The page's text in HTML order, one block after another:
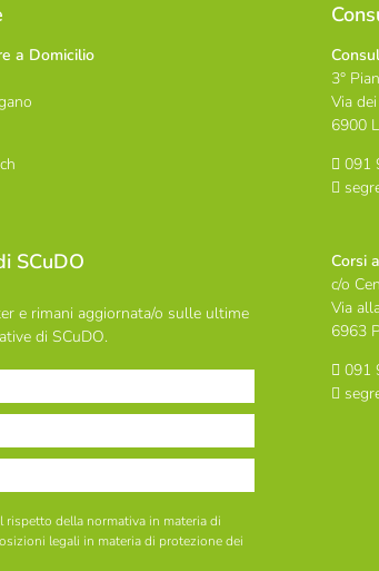
a Domicilio
SCuDO
e rimani aggiornata/o sulle ultime
di SCuDO.
rispetto della normativa in materia di
legali in materia di protezione dei
3°
Via
6900
091
Corsi
c/o
Via
6963
091